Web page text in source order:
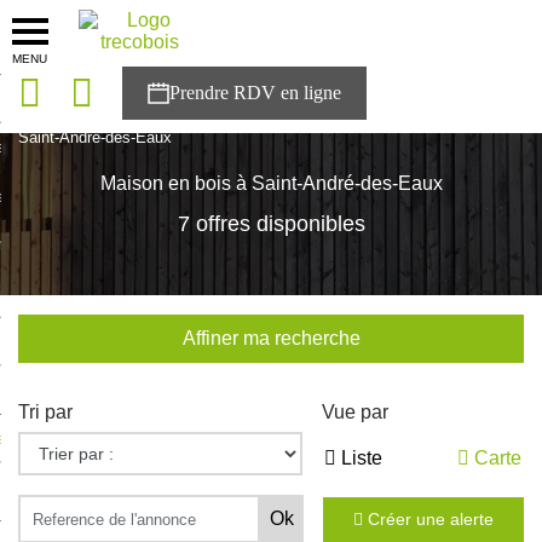
MENU
solutions
Trecobois
à NESTOR
Saint-André-des-Eaux
Maison en bois à Saint-André-des-Eaux
7 offres disponibles
Affiner ma recherche
Tri par Vue par
Liste Carte
Créer une alerte